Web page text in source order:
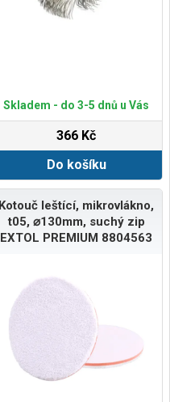
Skladem - do 3-5 dnů u Vás
366 Kč
Do košíku
Kotouč leštící, mikrovlákno,
t05, ⌀130mm, suchý zip
EXTOL PREMIUM 8804563